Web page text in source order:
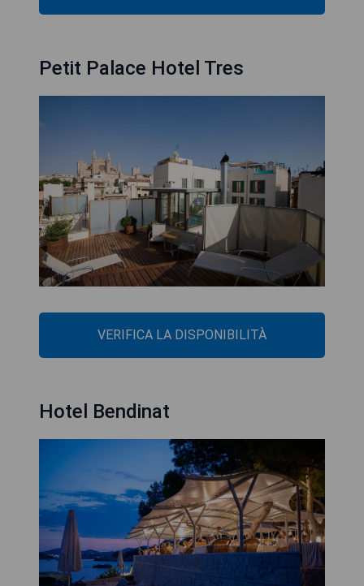
Petit Palace Hotel Tres
VERIFICA LA DISPONIBILITÀ
Hotel Bendinat